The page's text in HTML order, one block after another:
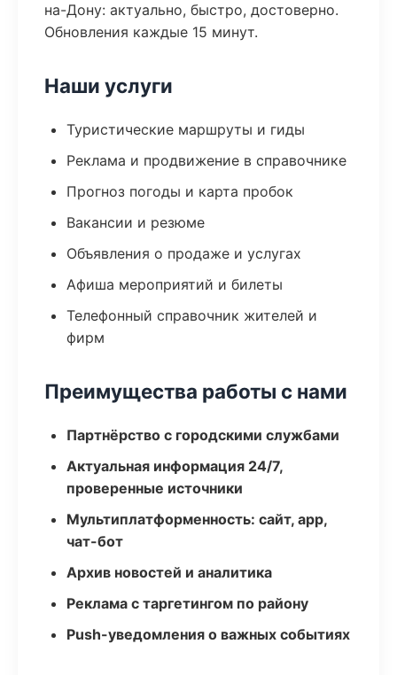
на-Дону: актуально, быстро, достоверно.
Обновления каждые 15 минут.
Наши услуги
Туристические маршруты и гиды
Реклама и продвижение в справочнике
Прогноз погоды и карта пробок
Вакансии и резюме
Объявления о продаже и услугах
Афиша мероприятий и билеты
Телефонный справочник жителей и
фирм
Преимущества работы с нами
Партнёрство с городскими службами
Актуальная информация 24/7,
проверенные источники
Мультиплатформенность: сайт, app,
чат-бот
Архив новостей и аналитика
Реклама с таргетингом по району
Push-уведомления о важных событиях